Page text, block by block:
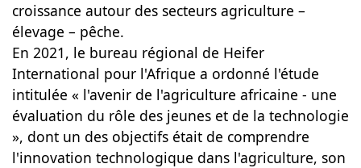
croissance autour des secteurs agriculture –
élevage – pêche.
En 2021, le bureau régional de Heifer
International pour l'Afrique a ordonné l'étude
intitulée « l'avenir de l'agriculture africaine - une
évaluation du rôle des jeunes et de la technologie
», dont un des objectifs était de comprendre
l'innovation technologique dans l'agriculture, son